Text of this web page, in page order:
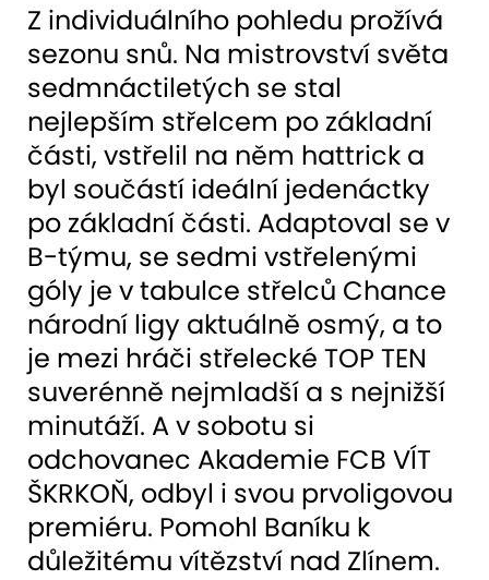
Z individuálního pohledu prožívá
sezonu snů. Na mistrovství světa
sedmnáctiletých se stal
nejlepším střelcem po základní
části, vstřelil na něm hattrick a
byl součástí ideální jedenáctky
po základní části. Adaptoval se v
B-týmu, se sedmi vstřelenými
góly je v tabulce střelců Chance
národní ligy aktuálně osmý, a to
je mezi hráči střelecké TOP TEN
suverénně nejmladší a s nejnižší
minutáží. A v sobotu si
odchovanec Akademie FCB VÍT
ŠKRKOŇ, odbyl i svou prvoligovou
premiéru. Pomohl Baníku k
důležitému vítězství nad Zlínem.